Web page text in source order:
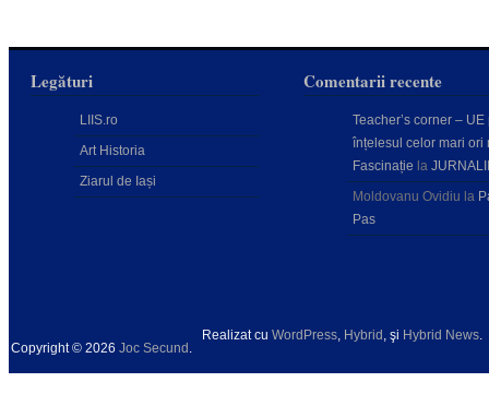
Legături
LIIS.ro
Art Historia
Ziarul de Iași
Comentarii recente
Teacher’s corner – UE
înțelesul celor mari ori
Fascinație la
Moldovanu Ovidiu la
Pas
Copyright © 2026 Joc Secund .
Realizat cu WordPress, Hybrid , şi Hybrid News.